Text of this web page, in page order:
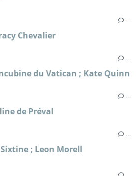
Chevalier
du Vatican ; Kate Quinn
de Préval
; Leon Morell